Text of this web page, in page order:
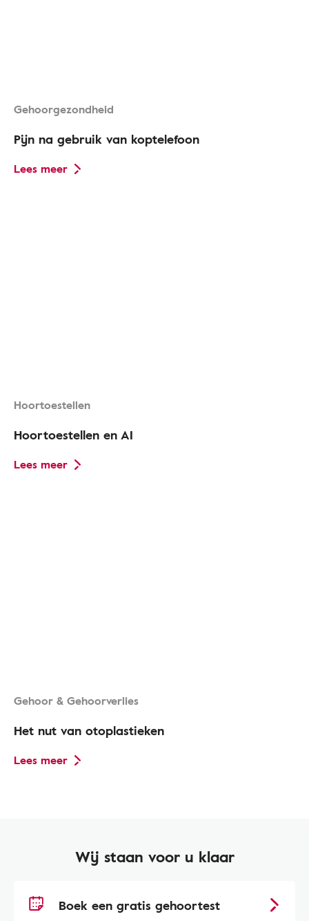
Gehoorgezondheid
Pijn na gebruik van koptelefoon
Lees meer
Hoortoestellen
Hoortoestellen en AI
Lees meer
Gehoor & Gehoorverlies
Het nut van otoplastieken
Lees meer
Wij staan voor u klaar
Boek een gratis gehoortest